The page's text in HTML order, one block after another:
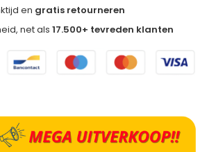
en gratis retourneren
net als17.500+ tevreden klanten